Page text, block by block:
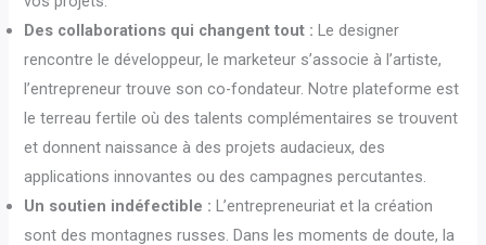
Des collaborations qui changent tout : Le designer
rencontre le développeur, le marketeur s’associe à l’artiste,
l’entrepreneur trouve son co-fondateur. Notre plateforme est
le terreau fertile où des talents complémentaires se trouvent
et donnent naissance à des projets audacieux, des
applications innovantes ou des campagnes percutantes.
Un soutien indéfectible : L’entrepreneuriat et la création
sont des montagnes russes. Dans les moments de doute, la